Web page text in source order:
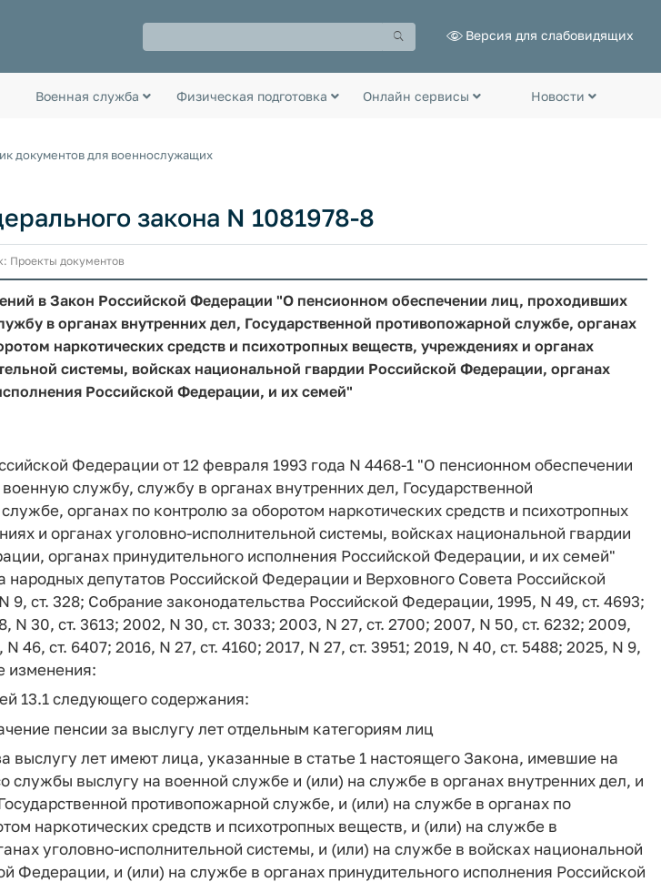
Версия для слабовидящих
Военная служба Физическая подготовка Онлайн сервисы Новости
документов для военнослужащих
закона N 1081978-8
Проекты документов
в Закон Российской Федерации "О пенсионном обеспечении лиц, проходивших
в органах внутренних дел, Государственной противопожарной службе, органах
наркотических средств и психотропных веществ, учреждениях и органах
системы, войсках национальной гвардии Российской Федерации, органах
Российской Федерации, и их семей"
Федерации от 12 февраля 1993 года N 4468-1 "О пенсионном обеспечении
службу, службу в органах внутренних дел, Государственной
органах по контролю за оборотом наркотических средств и психотропных
и органах уголовно-исполнительной системы, войсках национальной гвардии
органах принудительного исполнения Российской Федерации, и их семей"
народных депутатов Российской Федерации и Верховного Совета Российской
9, ст. 328; Собрание законодательства Российской Федерации, 1995, N 49, ст. 4693;
N 30, ст. 3613; 2002, N 30, ст. 3033; 2003, N 27, ст. 2700; 2007, N 50, ст. 6232; 2009,
N 46, ст. 6407; 2016, N 27, ст. 4160; 2017, N 27, ст. 3951; 2019, N 40, ст. 5488; 2025, N 9,
изменения:
13.1 следующего содержания:
пенсии за выслугу лет отдельным категориям лиц
выслугу лет имеют лица, указанные в статье 1 настоящего Закона, имевшие на
службы выслугу на военной службе и (или) на службе в органах внутренних дел, и
противопожарной службе, и (или) на службе в органах по
наркотических средств и психотропных веществ, и (или) на службе в
уголовно-исполнительной системы, и (или) на службе в войсках национальной
Федерации, и (или) на службе в органах принудительного исполнения Российской